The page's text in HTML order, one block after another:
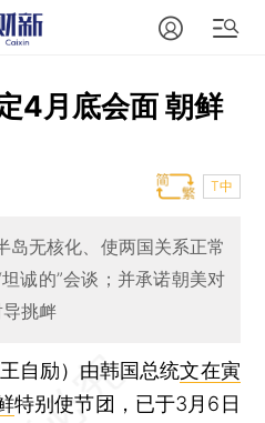
4月底会面 朝鲜
T中
岛无核化、使两国关系正常
诚的”会谈；并承诺朝美对
挑衅
自励） 由韩国总统文在寅
特别使节团，已于3月6日